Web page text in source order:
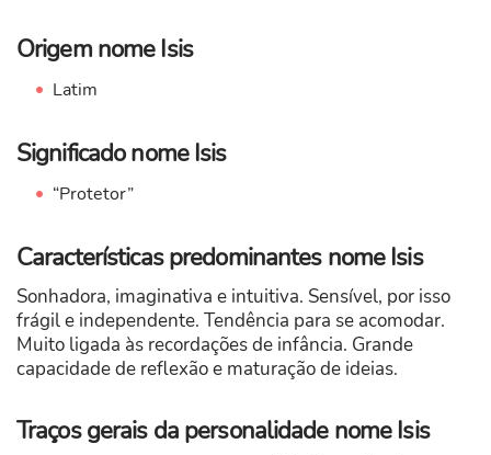
Origem nome Isis
Latim
Significado nome Isis
“Protetor”
Características predominantes nome Isis
Sonhadora, imaginativa e intuitiva. Sensível, por isso
frágil e independente. Tendência para se acomodar.
Muito ligada às recordações de infância. Grande
capacidade de reflexão e maturação de ideias.
Traços gerais da personalidade nome Isis